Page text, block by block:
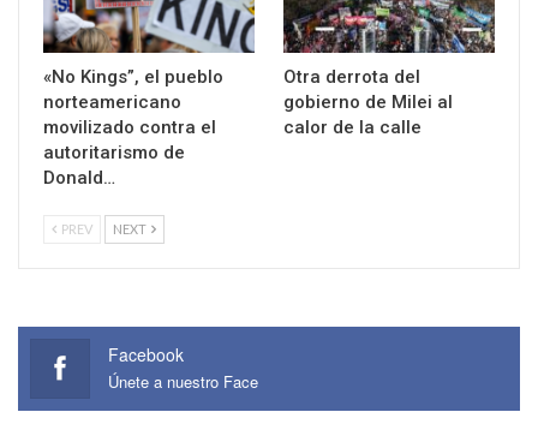
«No Kings”, el pueblo
norteamericano
movilizado contra el
autoritarismo de
Donald…
Otra derrota del
gobierno de Milei al
calor de la calle
PREV NEXT
Facebook
Únete a nuestro Face